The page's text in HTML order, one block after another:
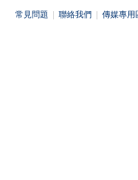
常見問題 聯絡我們 傳媒專用